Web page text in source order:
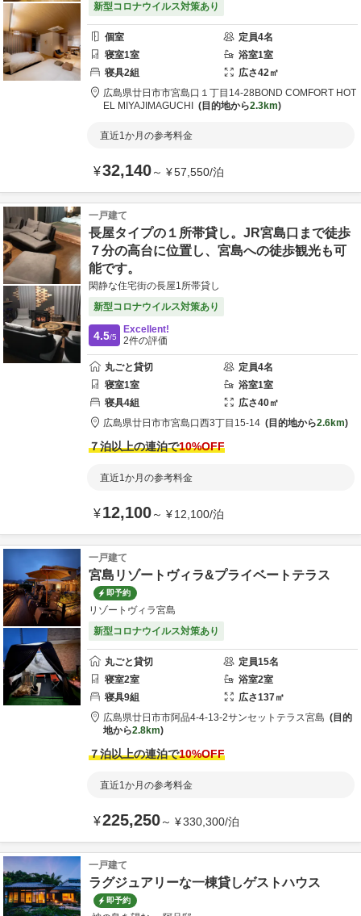
新型コロナウイルス対策あり
個室 定員4名
寝室1室 浴室1室
寝具2組 広さ42㎡
広島県廿日市市宮島口１丁目14-28BOND COMFORT HOT
EL MIYAJIMAGUCHI
目的地から2.3km
直近1か月の参考料金
¥32,140～ ¥57,550/泊
一戸建て
長屋タイプの１所帯貸し。JR宮島口まで徒歩
７分の高台に位置し、宮島への徒歩観光も可
能です。
閑静な住宅街の長屋1所帯貸し
新型コロナウイルス対策あり
4.5/5
Excellent!
2件の評価
丸ごと貸切 定員4名
寝室1室 浴室1室
寝具4組 広さ40㎡
広島県廿日市市宮島口西3丁目15-14 目的地から2.6km
７泊以上の連泊で10%OFF
直近1か月の参考料金
¥12,100～ ¥12,100/泊
一戸建て
宮島リゾートヴィラ&プライベートテラス
即予約
リゾートヴィラ宮島
新型コロナウイルス対策あり
丸ごと貸切 定員15名
寝室2室 浴室2室
寝具9組 広さ137㎡
広島県廿日市市阿品4-4-13-2サンセットテラス宮島
目的
地から2.8km
７泊以上の連泊で10%OFF
直近1か月の参考料金
¥225,250～ ¥330,300/泊
一戸建て
ラグジュアリーな一棟貸しゲストハウス
即予約